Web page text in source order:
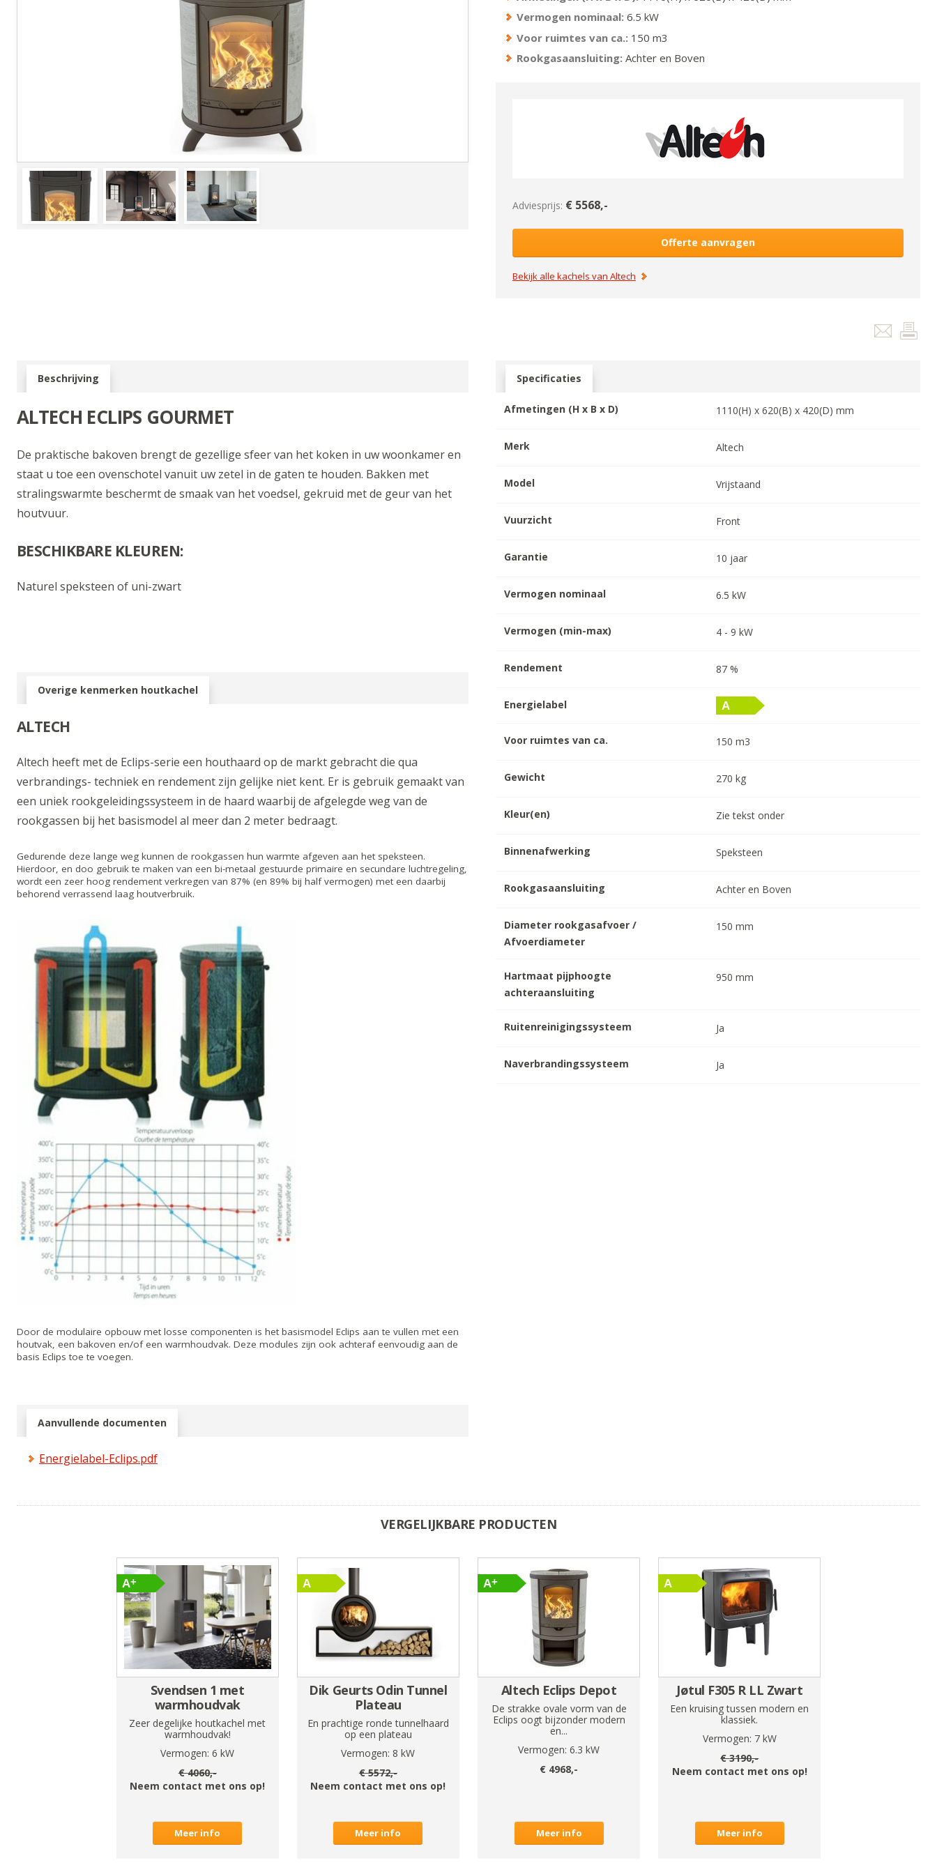
Vermogen nominaal: 6.5 kW
Voor ruimtes van ca.: 150 m3
Rookgasaansluiting: Achter en Boven
Adviesprijs: € 5568,-
Offerte aanvragen
Bekijk alle kachels van Altech
Specificaties
Afmetingen (H x B x D) 1110(H) x620(B) x 420(D) mm
Merk Altech
Model Vrijstaand
Vuurzicht Front
Garantie 10 jaar
Vermogen nominaal 6.5 kW
Vermogen (min-max) 4 -9 kW
Rendement 87 %
Energielabel
Voor ruimtes van ca. 150 m3
Gewicht 270 kg
Kleur(en) Zie tekst onder
Binnenafwerking Speksteen
Rookgasaansluiting Achter en Boven
Diameter rookgasafvoer /
Afvoerdiameter
150 mm
Hartmaat pijphoogte
achteraansluiting
950 mm
Ruitenreinigingssysteem Ja
Naverbrandingssysteem Ja
Beschrijving
ALTECH ECLIPS GOURMET
De praktische bakoven brengt de gezellige sfeer van het koken in uw woonkamer en
staat u toe een ovenschotel vanuit uw zetel in de gaten te houden. Bakken met
stralingswarmte beschermt de smaak van het voedsel, gekruid met de geur van het
houtvuur.
BESCHIKBARE KLEUREN:
Naturel speksteen of uni-zwart
Overige kenmerken houtkachel
ALTECH
Altech heeft met de Eclips-serie een houthaard op de markt gebracht die qua
verbrandings- techniek en rendement zijn gelijke niet kent. Er is gebruik gemaakt van
een uniek rookgeleidingssysteem in de haard waarbij de afgelegde weg van de
rookgassen bij het basismodel al meer dan 2 meter bedraagt.
Gedurende deze lange weg kunnen de rookgassen hun warmte afgeven aan het speksteen.
Hierdoor, en doo gebruik te maken van een bi-metaal gestuurde primaire en secundare luchtregeling,
wordt een zeer hoog rendement verkregen van 87% (en 89% bij half vermogen) met een daarbij
behorend verrassend laag houtverbruik.
Door de modulaire opbouw met losse componenten is het basismodel Eclips aan te vullen met een
houtvak, een bakoven en/of een warmhoudvak. Deze modules zijn ook achteraf eenvoudig aan de
basis Eclips toe te voegen.
Aanvullende documenten
Energielabel-Eclips.pdf
VERGELIJKBARE PRODUCTEN
Svendsen 1 met
warmhoudvak
Zeer degelijke houtkachel met
warmhoudvak!
Vermogen: 6 kW
€4060,-
Neem contact met ons op!
Meer info
Dik Geurts Odin Tunnel
Plateau
En prachtige ronde tunnelhaard
op een plateau
Vermogen: 8 kW
€5572,-
Neem contact met ons op!
Meer info
Altech Eclips Depot
De strakke ovale vorm van de
Eclips oogt bijzonder modern
en...
Vermogen: 6.3 kW
€ 4968,-
Meer info
Jøtul F305 R LL Zwart
Een kruising tussen modern en
klassiek.
Vermogen: 7kW
€3190,-
Neem contact met ons op!
Meer info